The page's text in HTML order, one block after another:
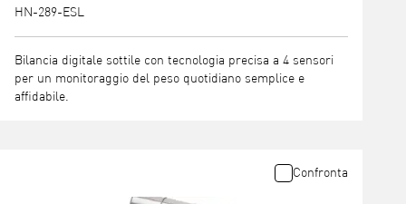
HN-289-ESL
Bilancia digitale sottile con tecnologia precisa a 4 sensori
per un monitoraggio del peso quotidiano semplice e
affidabile.
Confronta